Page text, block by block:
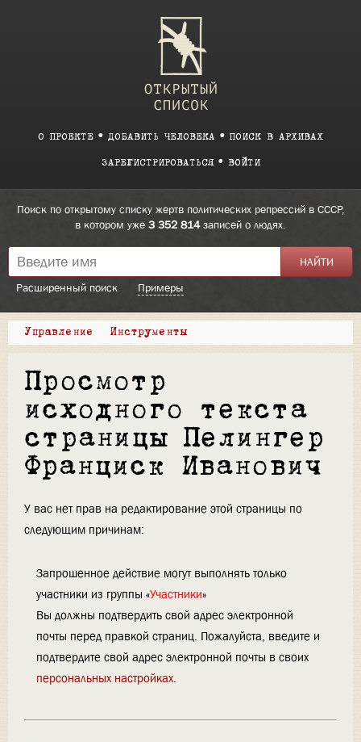
О ПРОЕКТЕ ДОБАВИТЬ ЧЕЛОВЕКА ПОИСК В АРХИВАХ
ЗАРЕГИСТРИРОВАТЬСЯ ВОЙТИ
Поиск по открытому списку жертв политических репрессий в СССР,
в котором уже 3 352 814записей о людях.
Расширенный поиск Примеры
Управление Инструменты
Просмотр
исходного текста
страницы Пелингер
Франциск Иванович
У вас нет прав на редактирование этой страницы по
следующим причинам:
Запрошенное действие могут выполнять только
участники из группы «Участники»
Вы должны подтвердить свой адрес электронной
почты перед правкой страниц. Пожалуйста, введите и
подтвердите свой адрес электронной почты в своих
персональных настройках.